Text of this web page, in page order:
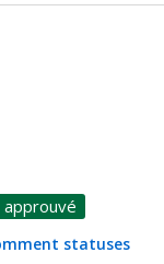
statuses